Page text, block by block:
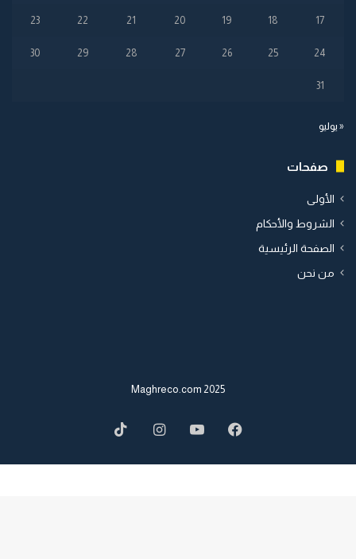
17
18
19
20
21
22
23
24
25
26
27
28
29
30
31
« يوليو
صفحات
الأولى
الشروط والأحكام
الصفحة الرئيسية
من نحن
2025 Maghreco.com
Facebook
YouTube
Instagram